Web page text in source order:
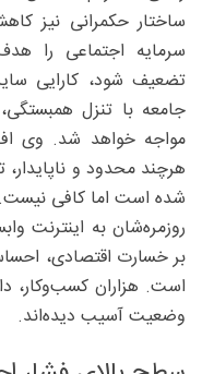
ساختار حکمرانی نیز
سرمایه اجتماعی را
تضعیف شود، کارایی
جامعه با تنزل
مواجه خواهد شد. وی
هرچند محدود و
شده است اما کافی
روزمره‌شان به اینترنت
بر خسارت اقتصادی،
است.‌ هزاران کسب‌وکار،
وضعیت آسیب دیده‌اند.